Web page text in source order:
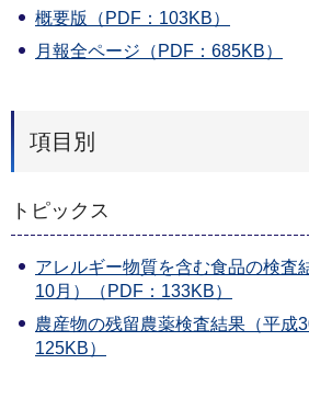
概要版（PDF：103KB）
月報全ページ（PDF：685KB）
項目別
トピックス
アレルギー物質を含む食品の検査
10月）（PDF：133KB）
農産物の残留農薬検査結果（平成
125KB）